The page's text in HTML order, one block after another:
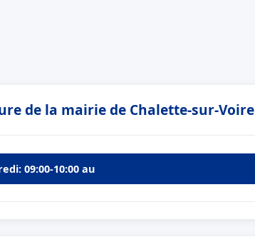
de la mairie de Chalette-sur-Voire
09:00-10:00 au